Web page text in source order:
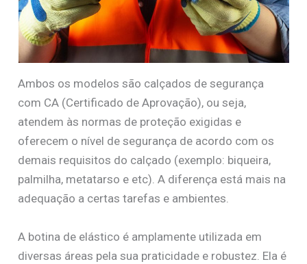
Ambos os modelos são calçados de segurança
com CA (Certificado de Aprovação), ou seja,
atendem às normas de proteção exigidas e
oferecem o nível de segurança de acordo com os
demais requisitos do calçado (exemplo: biqueira,
palmilha, metatarso e etc). A diferença está mais na
adequação a certas tarefas e ambientes.
A botina de elástico é amplamente utilizada em
diversas áreas pela sua praticidade e robustez. Ela é